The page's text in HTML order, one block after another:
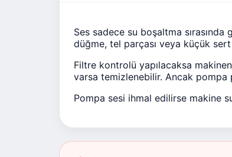
Ses sadece su boşaltma
düğme, tel parçası veya küçük sert
Filtre kontrolü yapılacaksa
varsa temizlenebilir. Ancak
Pompa sesi ihmal edilirse makine